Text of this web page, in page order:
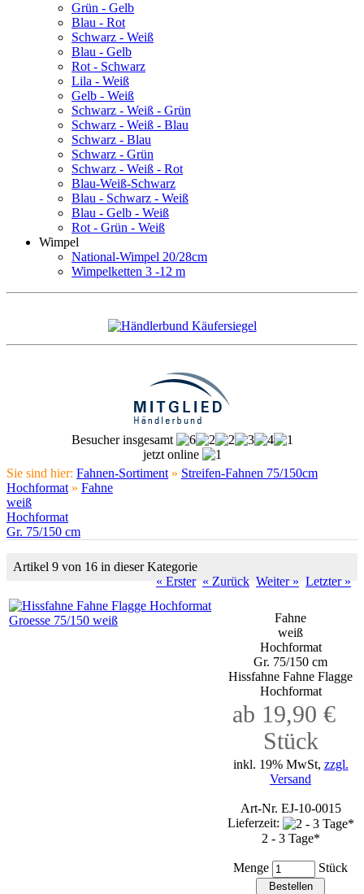
Grün - Gelb
Blau - Rot
Schwarz - Weiß
Blau - Gelb
Rot - Schwarz
Lila - Weiß
Gelb - Weiß
Schwarz - Weiß - Grün
Schwarz - Weiß - Blau
Schwarz - Blau
Schwarz - Grün
Schwarz - Weiß - Rot
Blau-Weiß-Schwarz
Blau - Schwarz - Weiß
Blau - Gelb - Weiß
Rot - Grün - Weiß
Wimpel
National-Wimpel 20/28cm
Wimpelketten 3 -12 m
Besucher insgesamt
jetzt online
Sie sind hier: Fahnen-Sortiment » Streifen-Fahnen 75/150cm
Hochformat » Fahne
weiß
Hochformat
Gr. 75/150 cm
Artikel 9 von 16 in dieser Kategorie
« Erster « Zurück Weiter » Letzter »
Fahne
weiß
Hochformat
Gr. 75/150 cm
Hissfahne Fahne Flagge
Hochformat
ab 19,90 €
Stück
inkl. 19% MwSt, zzgl.
Versand
Art-Nr. EJ-10-0015
Lieferzeit:
2 - 3 Tage*
Menge Stück